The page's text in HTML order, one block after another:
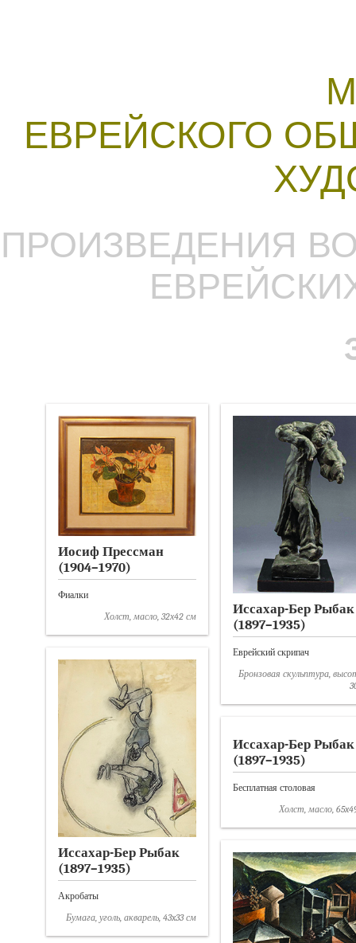
ЕВРЕЙСКОГО
ПРОИЗВЕДЕНИЯ
Иосиф Прессман
(1904–1970)
Фиалки
Холст, масло, 32х42 см
Иссахар-Бер Рыбак
(1897–1935)
Еврейский скрипач
Бронзовая скульптура,
Иссахар-Бер Рыбак
(1897–1935)
Акробаты
Бумага, уголь, акварель, 43x33 см
Иссахар-Бер Рыбак
(1897–1935)
Бесплатная столовая
Холст, масло,